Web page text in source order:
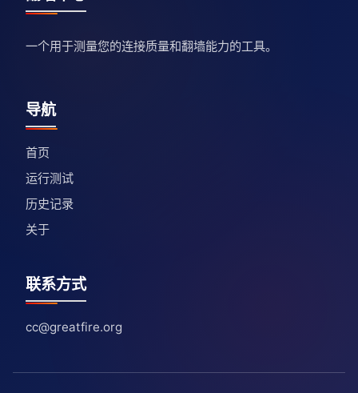
一个用于测量您的连接质量和翻墙能力的工具。
导航
首页
运行测试
历史记录
关于
联系方式
cc@greatfire.org